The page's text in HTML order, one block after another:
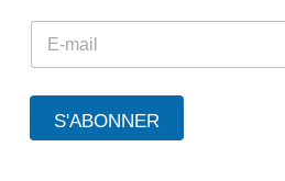
i
E
a
i
*
S'ABONNER